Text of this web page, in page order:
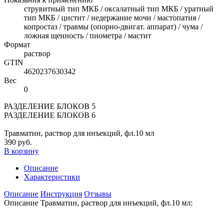
струвитный тип МКБ / оксалатный тип МКБ / уратный
тип МКБ / цистит / недержание мочи / мастопатия /
копростаз / травмы (опорно-двигат. аппарат) / чума /
ложная щенность / пиометра / мастит
Формат
раствор
GTIN
4620237630342
Вес
0
РАЗДЕЛЕНИЕ БЛОКОВ 5
РАЗДЕЛЕНИЕ БЛОКОВ 6
Травматин, раствор для инъекций, фл.10 мл
390 руб.
В корзину
Описание
Характеристики
Описание Инструкция Отзывы
Описание Травматин, раствор для инъекций, фл.10 мл: